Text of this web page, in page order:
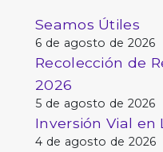
Seamos Útiles
6 de agosto de 2026
Recolección de
2026
5 de agosto de 2026
Inversión Vial en
4 de agosto de 2026